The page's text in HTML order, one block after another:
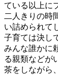
ている以上に
二人きりの時
い詰められて
子育ては決し
みんな誰かに
る親類などが
茶をしながら